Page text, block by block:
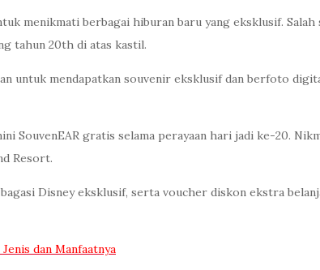
menikmati berbagai hiburan baru yang eksklusif. Salah
tahun 20th di atas kastil.
untuk mendapatkan souvenir eksklusif dan berfoto
SouvenEAR gratis selama perayaan hari jadi ke-20.
Resort.
Disney eksklusif, serta voucher diskon ekstra
dan Manfaatnya